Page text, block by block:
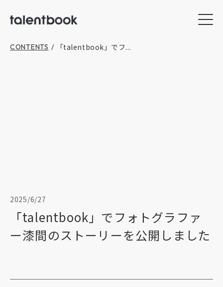
CONTENTS / 「talentbook」でフ...
2025/6/27
「talentbook」でフォトグラファ
ー漆間のストーリーを公開しました